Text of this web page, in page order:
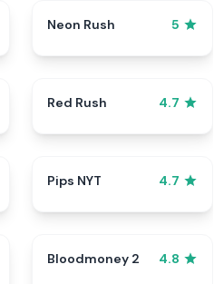
Neon Rush 5
Red Rush 4.7
Pips NYT 4.7
Bloodmoney 2 4.8